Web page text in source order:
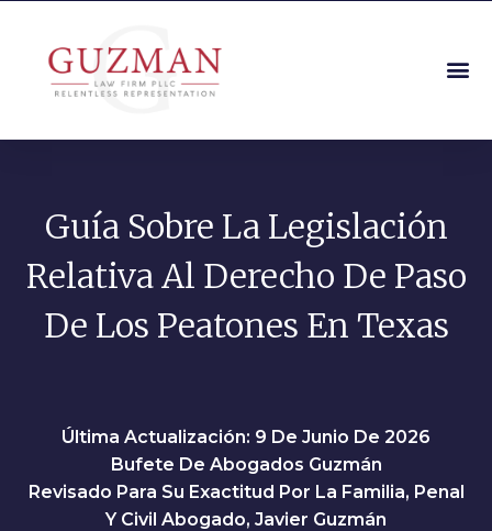
Guía Sobre La Legislación
Relativa Al Derecho De Paso
De Los Peatones En Texas
Última Actualización: 9 De Junio De 2026
Bufete De Abogados Guzmán
Revisado Para Su Exactitud Por La Familia, Penal
Y Civil Abogado, Javier Guzmán